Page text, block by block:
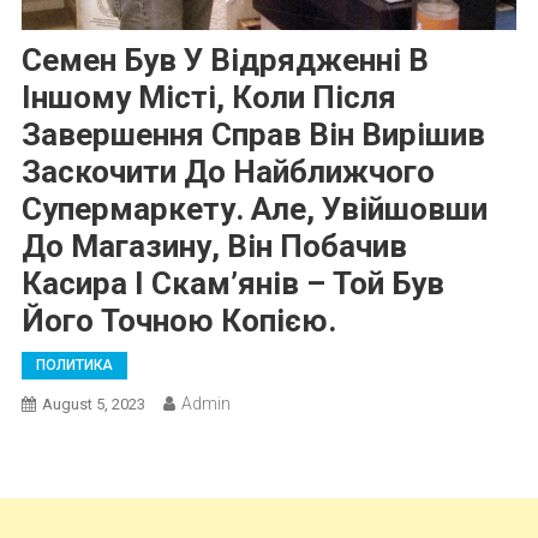
Семен Був У Відрядженні В
Іншому Місті, Коли Після
Завершення Справ Він Вирішив
Заскочити До Найближчого
Супермаркету. Але, Увійшовши
До Магазину, Він Побачив
Касира І Скам’янів – Той Був
Його Точною Копією.
ПОЛИТИКА
August 5, 2023 Admin